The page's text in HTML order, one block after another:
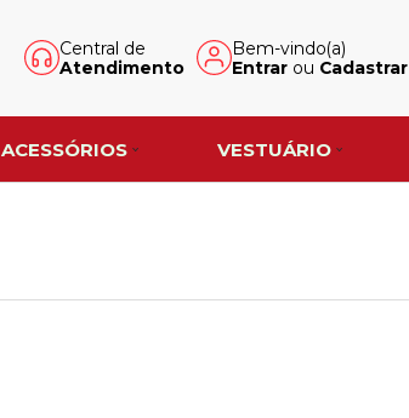
Central de
Atendimento
Bem-vindo(a)
Entrarou Cadastrar
ACESSÓRIOS VESTUÁRIO